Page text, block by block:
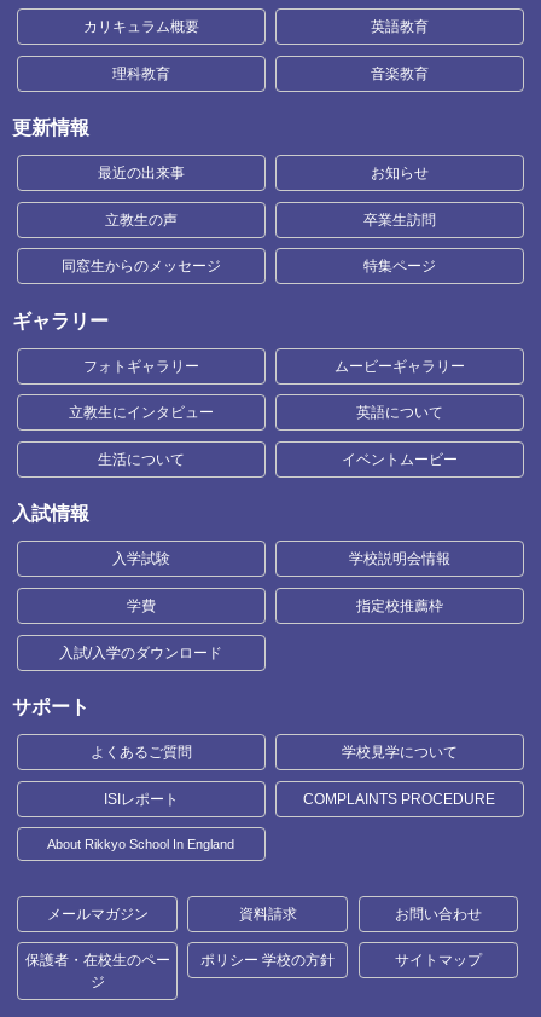
カリキュラム概要 英語教育
理科教育 音楽教育
更新情報
最近の出来事 お知らせ
立教生の声 卒業生訪問
同窓生からのメッセージ 特集ページ
ギャラリー
フォトギャラリー ムービーギャラリー
立教生にインタビュー 英語について
生活について イベントムービー
入試情報
入学試験 学校説明会情報
学費 指定校推薦枠
入試/入学のダウンロード
サポート
よくあるご質問 学校見学について
ISIレポート COMPLAINTS PROCEDURE
About Rikkyo School In England
メールマガジン 資料請求 お問い合わせ
保護者・在校生のペー
ジ
ポリシー 学校の方針 サイトマップ